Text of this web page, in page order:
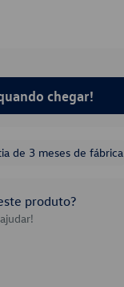
chegar!
de 3 meses de fábrica
produto?